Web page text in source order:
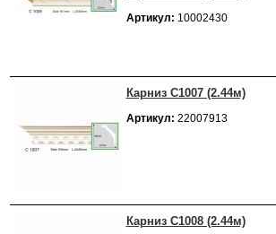
Артикул: 10002430
Карниз C1007 (2.44м)
Артикул: 22007913
Карниз C1008 (2.44м)